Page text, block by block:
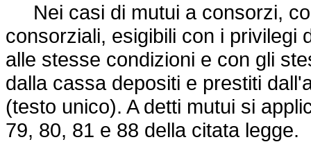
Nei casi di mutui a consorzi,
consorziali, esigibili con i privilegi
alle stesse condizioni e con gli
dalla cassa depositi e prestiti
(testo unico). A detti mutui si
79, 80, 81 e 88 della citata legge.